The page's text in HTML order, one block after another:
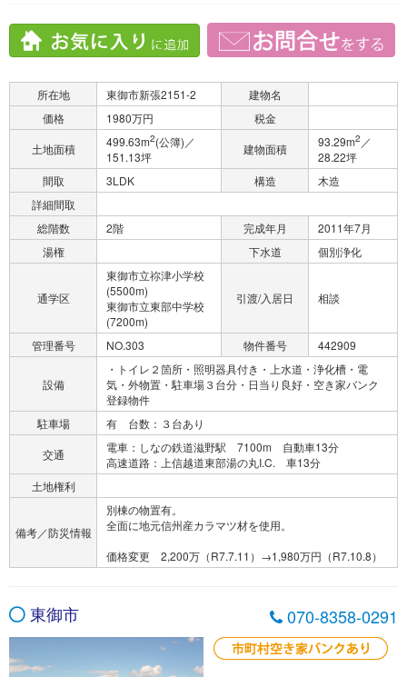
所在地 東御市新張2151-2
建物名
価格
1980万円
税金
土地面積
499.63m2(公簿)／
151.13坪
建物面積 93.29m2 ／
28.22坪
間取
3LDK 構造
木造
詳細間取
総階数
2階 完成年月
2011年7月
湯権
下水道 個別浄化
通学区
東御市立祢津小学校
(5500m)
東御市立東部中学校
(7200m)
引渡/入居日 相談
管理番号 NO.303 物件番号 442909
設備
・トイレ２箇所・照明器具付き・上水道・浄化槽・電
気・外物置・駐車場３台分・日当り良好・空き家バンク
登録物件
駐車場
有 台数：３台あり
交通
電車：しなの鉄道滋野駅 7100m 自動車13分
高速道路：上信越道東部湯の丸I.C. 車13分
土地権利
備考／防災情報
別棟の物置有。
全面に地元信州産カラマツ材を使用。
価格変更 2,200万（R7.7.11）→1,980万円（R7.10.8）
東御市 070-8358-0291